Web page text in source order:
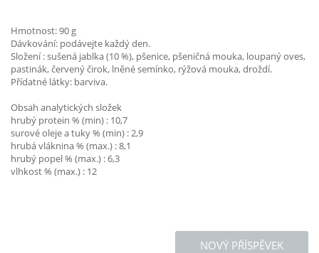
Hmotnost: 90 g
Dávkování: podávejte každý den.
Složení : sušená jablka (10 %), pšenice, pšeničná mouka, loupaný oves,
pastinák, červený čirok, lněné semínko, rýžová mouka, droždí.
Přídatné látky: barviva.
Obsah analytických složek
hrubý protein % (min) : 10,7
surové oleje a tuky % (min) : 2,9
hrubá vláknina % (max.) : 8,1
hrubý popel % (max.) : 6,3
vlhkost % (max.) : 12
NOVÝ PŘÍSPĚVEK